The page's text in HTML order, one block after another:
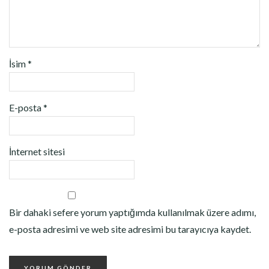
İsim*
E-posta*
İnternet sitesi
Bir dahaki sefere yorum yaptığımda kullanılmak üzere adımı,
e-posta adresimi ve web site adresimi bu tarayıcıya kaydet.